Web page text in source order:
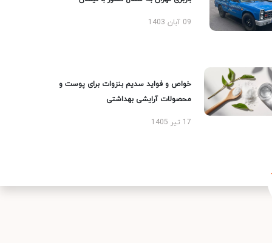
09 آبان 1403
خواص و فواید سدیم بنزوات برای پوست و
محصولات آرایشی بهداشتی
17 تیر 1405